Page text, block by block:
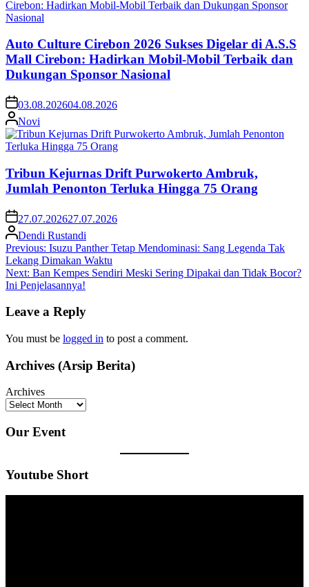
Auto Culture Cirebon 2026 Sukses Digelar di A.S.S
Mall Cirebon: Hadirkan Mobil-Mobil Terbaik dan
Dukungan Sponsor Nasional
03.08.202604.08.2026
Novi
Tribun Kejurnas Drift Purwokerto Ambruk,
Jumlah Penonton Terluka Hingga 75 Orang
27.07.202627.07.2026
Dendi Rustandi
Post
navigation
Previous: Isuzu Panther Tetap Mendominasi: Sang Legenda Tak
Lekang Dimakan Waktu
Next: Ban Kempes Sendiri Meski Sering Dipakai dan Tidak Bocor?
Ini Penjelasannya!
Leave a Reply
You must be logged in to post a comment.
Archives (Arsip Berita)
Archives
Our Event
Youtube Short